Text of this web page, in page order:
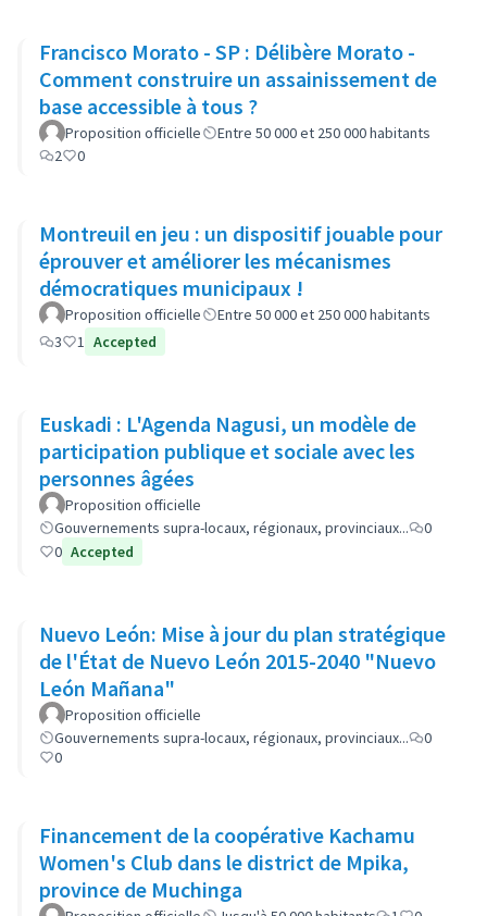
Francisco Morato - SP : Délibère Morato -
Comment construire un assainissement de
base accessible à tous ?
Proposition officielle
Entre 50 000 et 250 000 habitants
2
0
Montreuil en jeu : un dispositif jouable pour
éprouver et améliorer les mécanismes
démocratiques municipaux !
Proposition officielle
Entre 50 000 et 250 000 habitants
3
1 Accepted
Euskadi : L'Agenda Nagusi, un modèle de
participation publique et sociale avec les
personnes âgées
Proposition officielle
Gouvernements supra-locaux, régionaux, provinciaux...
0
0 Accepted
Nuevo León: Mise à jour du plan stratégique
de l'État de Nuevo León 2015-2040 "Nuevo
León Mañana"
Proposition officielle
Gouvernements supra-locaux, régionaux, provinciaux...
0
0
Financement de la coopérative Kachamu
Women's Club dans le district de Mpika,
province de Muchinga